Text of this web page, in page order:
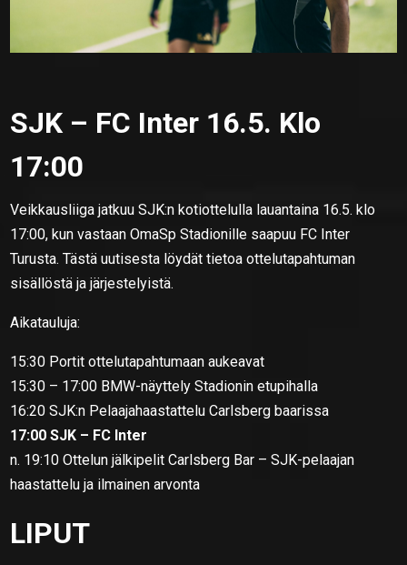
SJK – FC Inter 16.5. Klo
17:00
Veikkausliiga jatkuu SJK:n kotiottelulla lauantaina 16.5. klo
17:00, kun vastaan OmaSp Stadionille saapuu FC Inter
Turusta. Tästä uutisesta löydät tietoa ottelutapahtuman
sisällöstä ja järjestelyistä.
Aikatauluja:
15:30 Portit ottelutapahtumaan aukeavat
15:30 – 17:00 BMW-näyttely Stadionin etupihalla
16:20 SJK:n Pelaajahaastattelu Carlsberg baarissa
17:00 SJK – FC Inter
n. 19:10 Ottelun jälkipelit Carlsberg Bar – SJK-pelaajan
haastattelu ja ilmainen arvonta
LIPUT